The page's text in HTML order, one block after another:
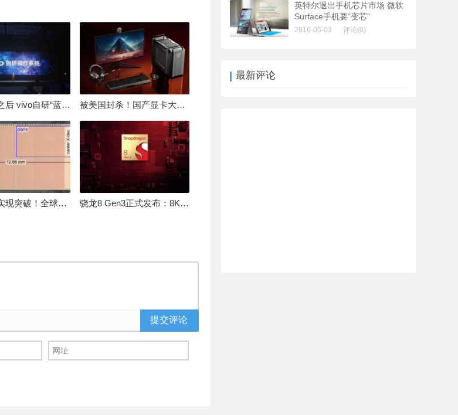
华为小米之后 vivo自研“蓝河”操作系统重磅发布 被美国封杀！国产显卡大厂：中国GPU不存在至暗时刻
中国技术实现突破！全球最先进的3D NAND存储芯片被发现 骁龙8 Gen3正式发布：8K240手游成真！AI性能飙升98％
提交评论
英特尔退出手机芯片市场 微软
Surface手机要“变芯”
2016-05-03 评论(0)
最新评论